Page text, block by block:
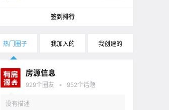
签到排行
热门圈子 我加入的 我创建的
房源信息
929个圈友 • 952个话题
没有描述